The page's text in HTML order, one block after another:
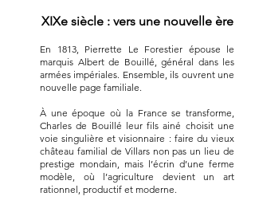
XIXe siècle : vers une nouvelle ère
En 1813, Pierrette Le Forestier épouse le
marquis Albert de Bouillé, général dans les
armées impériales. Ensemble, ils ouvrent une
nouvelle page familiale.
À une époque où la France se transforme,
Charles de Bouillé leur fils ainé choisit une
voie singulière et visionnaire : faire du vieux
château familial de Villars non pas un lieu de
prestige mondain, mais l’écrin d’une ferme
modèle, où l’agriculture devient un art
rationnel, productif et moderne.